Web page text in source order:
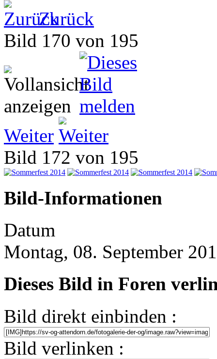
Zurück
Bild 170 von 195
Weiter
Bild 172 von 195
Bild-Informationen
Datum
Montag, 08. September
Dieses Bild in Foren
Bild direkt einbinden :
Bild verlinken :